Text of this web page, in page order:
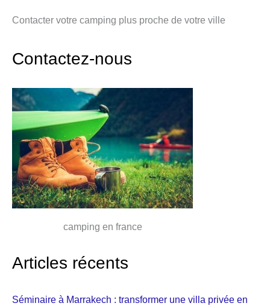
Contacter votre camping plus proche de votre ville
Contactez-nous
camping en france
Articles récents
Séminaire à Marrakech : transformer une villa privée en